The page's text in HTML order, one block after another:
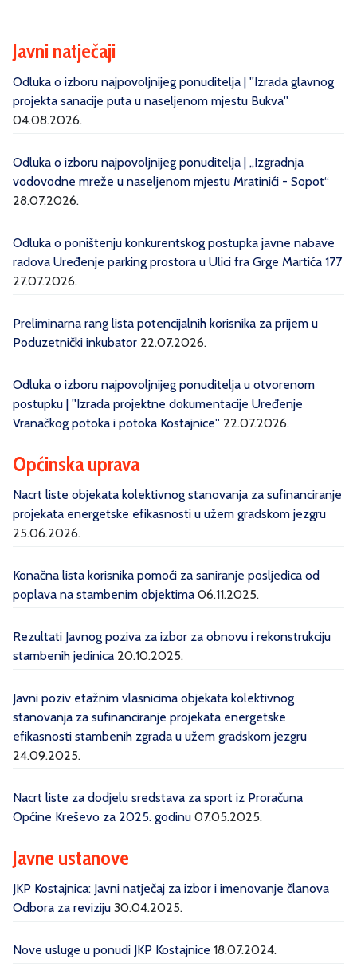
Javni natječaji
Odluka o izboru najpovoljnijeg ponuditelja | ''Izrada glavnog
projekta sanacije puta u naseljenom mjestu Bukva''
04.08.2026.
Odluka o izboru najpovoljnijeg ponuditelja | „Izgradnja
vodovodne mreže u naseljenom mjestu Mratinići - Sopot“
28.07.2026.
Odluka o poništenju konkurentskog postupka javne nabave
radova Uređenje parking prostora u Ulici fra Grge Martića 177
27.07.2026.
Preliminarna rang lista potencijalnih korisnika za prijem u
Poduzetnički inkubator 22.07.2026.
Odluka o izboru najpovoljnijeg ponuditelja u otvorenom
postupku | ''Izrada projektne dokumentacije Uređenje
Vranačkog potoka i potoka Kostajnice'' 22.07.2026.
Općinska uprava
Nacrt liste objekata kolektivnog stanovanja za sufinanciranje
projekata energetske efikasnosti u užem gradskom jezgru
25.06.2026.
Konačna lista korisnika pomoći za saniranje posljedica od
poplava na stambenim objektima 06.11.2025.
Rezultati Javnog poziva za izbor za obnovu i rekonstrukciju
stambenih jedinica 20.10.2025.
Javni poziv etažnim vlasnicima objekata kolektivnog
stanovanja za sufinanciranje projekata energetske
efikasnosti stambenih zgrada u užem gradskom jezgru
24.09.2025.
Nacrt liste za dodjelu sredstava za sport iz Proračuna
Općine Kreševo za 2025. godinu 07.05.2025.
Javne ustanove
JKP Kostajnica: Javni natječaj za izbor i imenovanje članova
Odbora za reviziju 30.04.2025.
Nove usluge u ponudi JKP Kostajnice 18.07.2024.